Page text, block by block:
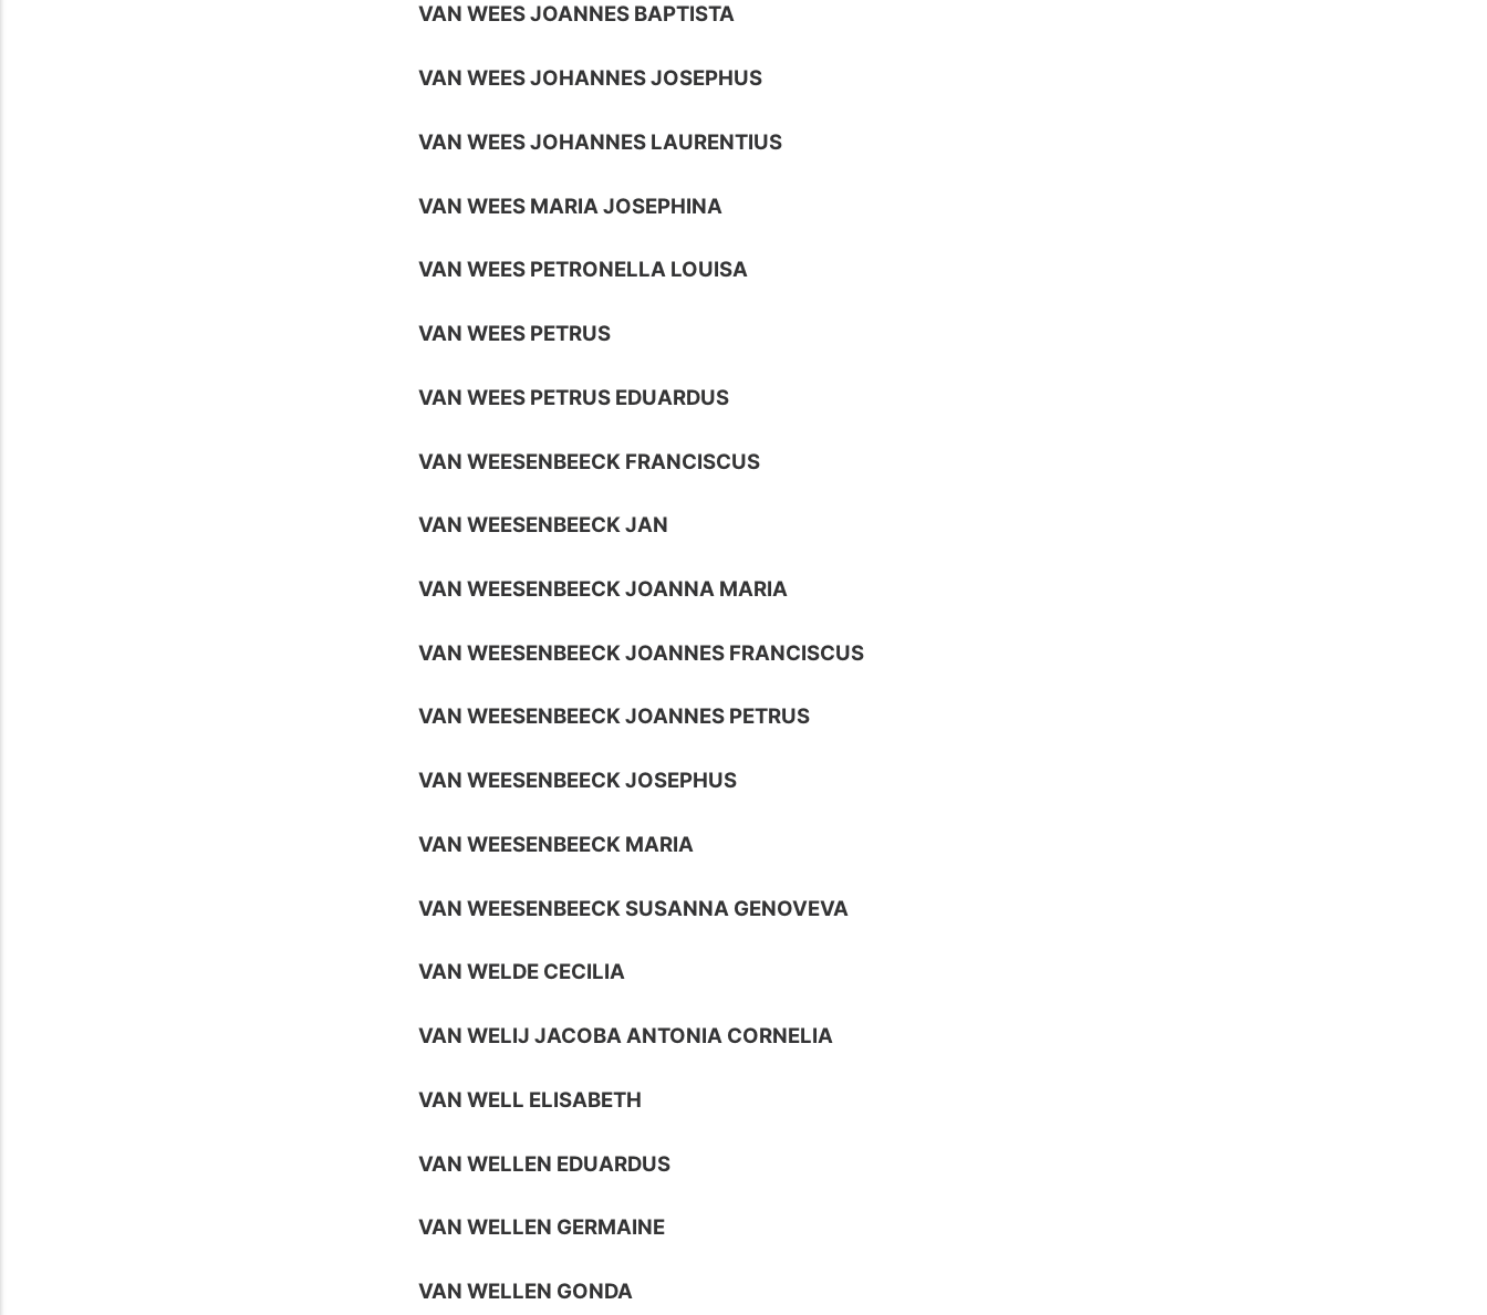
VAN WEES JOANNES BAPTISTA
VAN WEES JOHANNES JOSEPHUS
VAN WEES JOHANNES LAURENTIUS
VAN WEES MARIA JOSEPHINA
VAN WEES PETRONELLA LOUISA
VAN WEES PETRUS
VAN WEES PETRUS EDUARDUS
VAN WEESENBEECK FRANCISCUS
VAN WEESENBEECK JAN
VAN WEESENBEECK JOANNA MARIA
VAN WEESENBEECK JOANNES FRANCISCUS
VAN WEESENBEECK JOANNES PETRUS
VAN WEESENBEECK JOSEPHUS
VAN WEESENBEECK MARIA
VAN WEESENBEECK SUSANNA GENOVEVA
VAN WELDE CECILIA
VAN WELIJ JACOBA ANTONIA CORNELIA
VAN WELL ELISABETH
VAN WELLEN EDUARDUS
VAN WELLEN GERMAINE
VAN WELLEN GONDA